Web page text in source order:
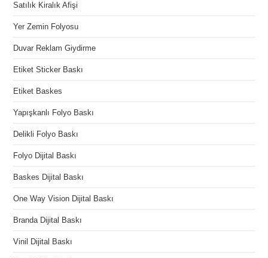
Satılık Kiralık Afişi
Yer Zemin Folyosu
Duvar Reklam Giydirme
Etiket Sticker Baskı
Etiket Baskes
Yapışkanlı Folyo Baskı
Delikli Folyo Baskı
Folyo Dijital Baskı
Baskes Dijital Baskı
One Way Vision Dijital Baskı
Branda Dijital Baskı
Vinil Dijital Baskı